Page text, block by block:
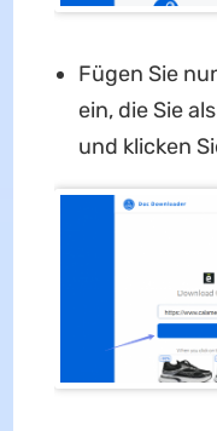
Fügen Sie
ein, die Sie
und klicken